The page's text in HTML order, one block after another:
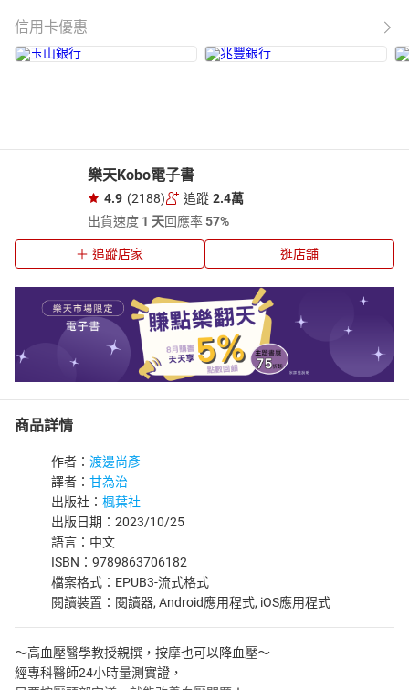
信用卡優惠
樂天Kobo電子書
4.9 (2188) 追蹤 2.4萬
出貨速度 1 天回應率57%
追蹤店家 逛店舖
商品詳情
作者： 渡邊尚彥
譯者： 甘為治
出版社： 楓葉社
出版日期：2023/10/25
語言：中文
ISBN：9789863706182
檔案格式：EPUB3-流式格式
閱讀裝置：閱讀器, Android應用程式, iOS應用程式
～高血壓醫學教授親撰，按摩也可以降血壓～
經專科醫師24小時量測實證，